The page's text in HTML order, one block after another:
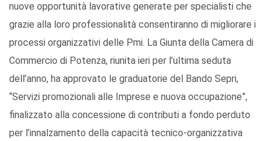
nuove opportunità lavorative generate per specialisti che
grazie alla loro professionalità consentiranno di migliorare i
processi organizzativi delle Pmi. La Giunta della Camera di
Commercio di Potenza, riunita ieri per l’ultima seduta
dell’anno, ha approvato le graduatorie del Bando Sepri,
“Servizi promozionali alle Imprese e nuova occupazione”,
finalizzato alla concessione di contributi a fondo perduto
per l’innalzamento della capacità tecnico-organizzativa